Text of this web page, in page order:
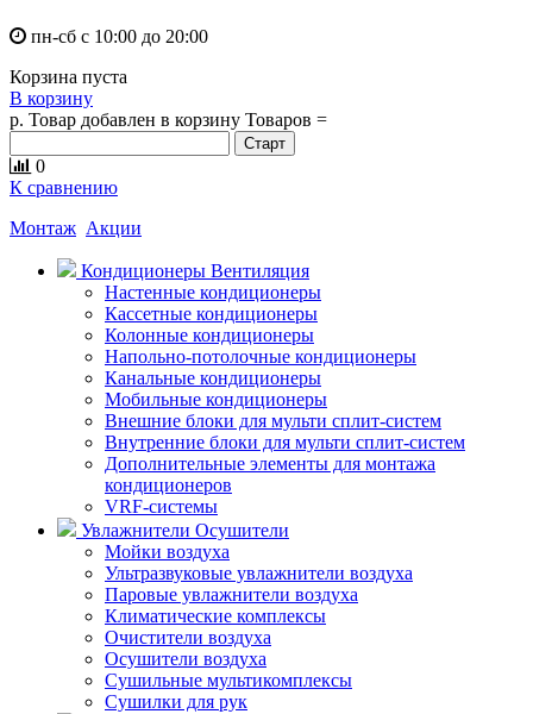
пн-сб с 10:00 до 20:00
Корзина пуста
В корзину
р. Товар добавлен в корзину Товаров =
0
К сравнению
Монтаж Акции
Кондиционеры Вентиляция
Настенные кондиционеры
Кассетные кондиционеры
Колонные кондиционеры
Напольно-потолочные кондиционеры
Канальные кондиционеры
Мобильные кондиционеры
Внешние блоки для мульти сплит-систем
Внутренние блоки для мульти сплит-систем
Дополнительные элементы для монтажа
кондиционеров
VRF-системы
Увлажнители Осушители
Мойки воздуха
Ультразвуковые увлажнители воздуха
Паровые увлажнители воздуха
Климатические комплексы
Очистители воздуха
Осушители воздуха
Сушильные мультикомплексы
Сушилки для рук